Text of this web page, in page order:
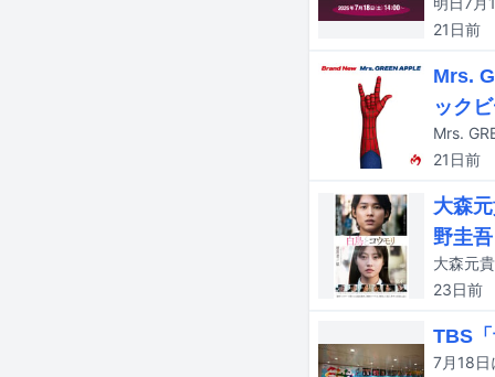
21日前
Mrs.
ック
Mrs.
21日前
大森
野圭
23日前
TBS